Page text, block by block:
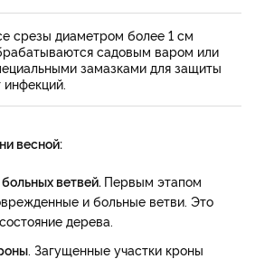
срезы диаметром более 1 см
садовым варом или
замазками для защиты
инфекций.
весной:
ветвей. Первым этапом
и больные ветви. Это
дерева.
. Загущенные участки кроны